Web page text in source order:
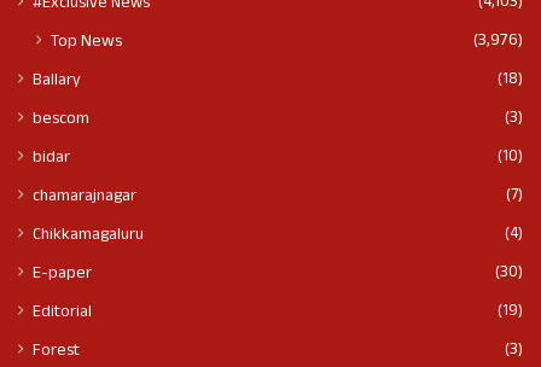
Top News (3,976)
Ballary
(18)
bescom
(3)
bidar
(10)
chamarajnagar
(7)
Chikkamagaluru
(4)
E-paper
(30)
Editorial
(19)
Forest
(3)